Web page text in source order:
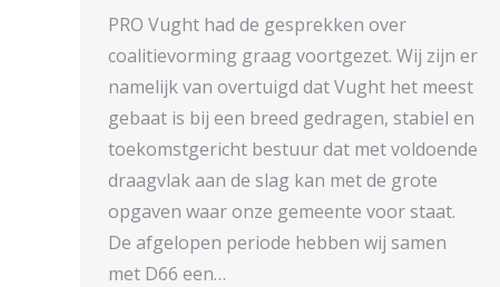
PRO Vught had de gesprekken over
coalitievorming graag voortgezet. Wij zijn er
namelijk van overtuigd dat Vught het meest
gebaat is bij een breed gedragen, stabiel en
toekomstgericht bestuur dat met voldoende
draagvlak aan de slag kan met de grote
opgaven waar onze gemeente voor staat.
De afgelopen periode hebben wij samen
met D66 een…